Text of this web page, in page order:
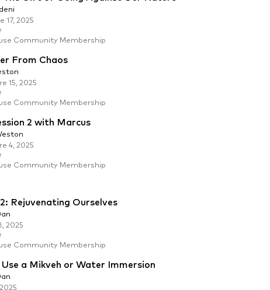
17, 2025
Community Membership
From Chaos
15, 2025
Community Membership
2 with Marcus
4, 2025
Community Membership
Rejuvenating Ourselves
2025
Community Membership
a Mikveh or Water Immersion